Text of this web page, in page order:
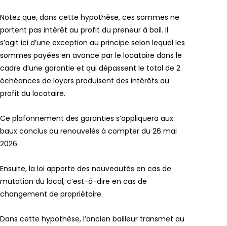
Notez que, dans cette hypothèse, ces sommes ne
portent pas intérêt au profit du preneur à bail. Il
s’agit ici d’une exception au principe selon lequel les
sommes payées en avance par le locataire dans le
cadre d’une garantie et qui dépassent le total de 2
échéances de loyers produisent des intérêts au
profit du locataire.
Ce plafonnement des garanties s’appliquera aux
baux conclus ou renouvelés à compter du 26 mai
2026.
Ensuite, la loi apporte des nouveautés en cas de
mutation du local, c’est-à-dire en cas de
changement de propriétaire.
Dans cette hypothèse, l’ancien bailleur transmet au